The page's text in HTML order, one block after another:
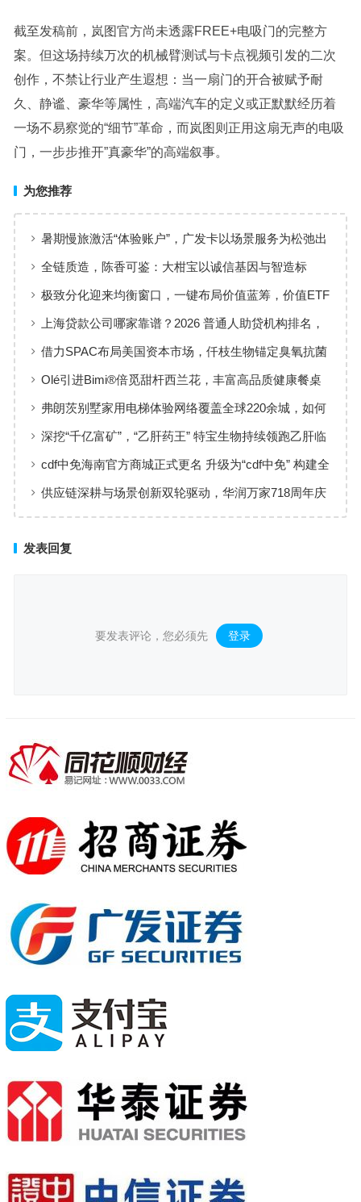
截至发稿前，岚图官方尚未透露FREE+电吸门的完整方
案。但这场持续万次的机械臂测试与卡点视频引发的二次
创作，不禁让行业产生遐想：当一扇门的开合被赋予耐
久、静谧、豪华等属性，高端汽车的定义或正默默经历着
一场不易察觉的“细节”革命，而岚图则正用这扇无声的电吸
门，一步步推开”真豪华”的高端叙事。
为您推荐
暑期慢旅激活“体验账户”，广发卡以场景服务为松弛出
行添彩
全链质造，陈香可鉴：大柑宝以诚信基因与智造标
准，定义新会陈皮高质量发展
极致分化迎来均衡窗口，一键布局价值蓝筹，价值ETF
华夏火热开售
上海贷款公司哪家靠谱？2026 普通人助贷机构排名，
工薪族借钱选择指南
借力SPAC布局美国资本市场，仟枝生物锚定臭氧抗菌
黄金赛道
Olé引进Bimi®倍觅甜杆西兰花，丰富高品质健康餐桌
新选择
弗朗茨别墅家用电梯体验网络覆盖全球220余城，如何
实现高效服务响应
深挖“千亿富矿”，“乙肝药王” 特宝生物持续领跑乙肝临
床治愈
cdf中免海南官方商城正式更名 升级为“cdf中免” 构建全
场景购物生态
供应链深耕与场景创新双轮驱动，华润万家718周年庆
发表回复
要发表评论，您必须先 登录 。